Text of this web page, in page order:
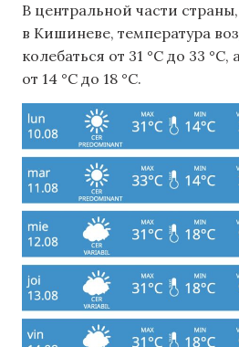
В центральной части
в Кишиневе, температура
колебаться от 31 °C до 33
от 14 °C до 18 °C.